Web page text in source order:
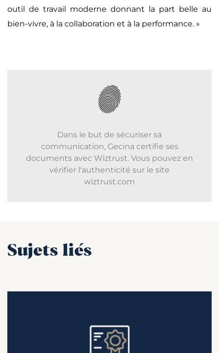
outil de travail moderne donnant la part belle au
bien-vivre, à la collaboration et à la performance. »
Dans le but de sécuriser sa
communication, Gecina certifie ses
documents avec Wiztrust. Vous pouvez en
vérifier l'authenticité sur le site
wiztrust.com
Sujets liés